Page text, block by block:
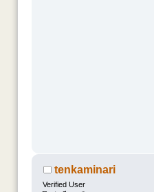
tenkaminari
Verified User